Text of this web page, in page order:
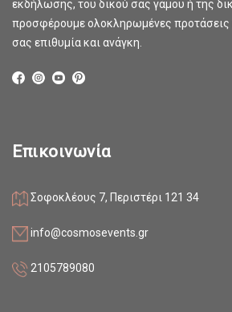
εκδήλωσης, του δικού σας γάμου ή της
προσφέρουμε ολοκληρωμένες προτάσεις
σας επιθυμία και ανάγκη.
Επικοινωνία
Σοφοκλέους 7, Περιστέρι 121 34
info@cosmosevents.gr
2105789080